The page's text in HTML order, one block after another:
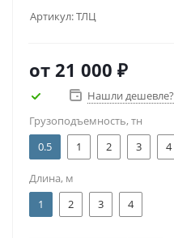
Артикул:ТЛЦ
от 21 000 ₽
Нашли дешевле?
Грузоподъемность, тн
0.5
1 2 3 4
Длина, м
1
2 3 4